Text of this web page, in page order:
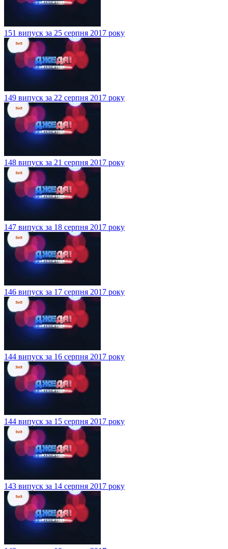
151 випуск за 25 серпня 2017 року
149 випуск за 22 серпня 2017 року
148 випуск за 21 серпня 2017 року
147 випуск за 18 серпня 2017 року
146 випуск за 17 серпня 2017 року
144 випуск за 16 серпня 2017 року
144 випуск за 15 серпня 2017 року
143 випуск за 14 серпня 2017 року